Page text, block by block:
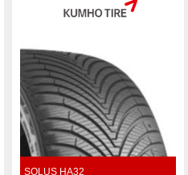
SOLUS HA32